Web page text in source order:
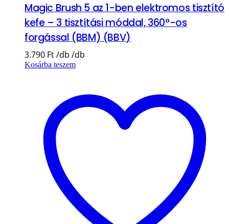
Magic Brush 5 az 1-ben elektromos tisztító
kefe – 3 tisztítási móddal, 360°-os
forgással (BBM) (BBV)
3.790 Ft
Kosárba teszem